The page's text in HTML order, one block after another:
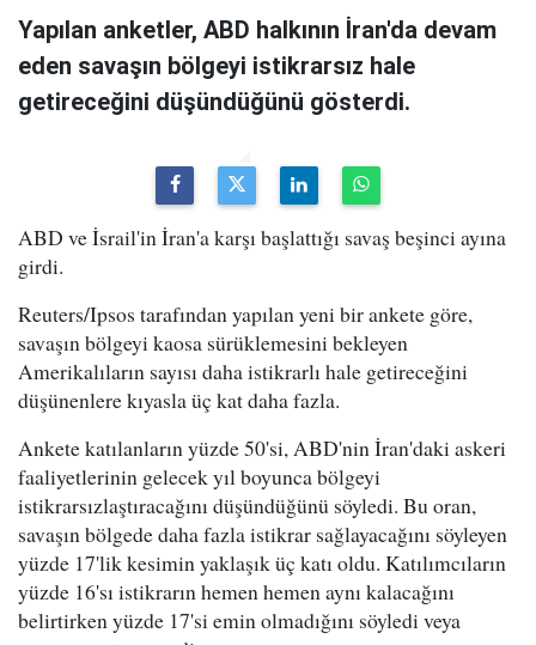
Yapılan anketler, ABD halkının İran'da devam
eden savaşın bölgeyi istikrarsız hale
getireceğini düşündüğünü gösterdi.
ABD ve İsrail'in İran'a karşı başlattığı savaş beşinci ayına
girdi.
Reuters/Ipsos tarafından yapılan yeni bir ankete göre,
savaşın bölgeyi kaosa sürüklemesini bekleyen
Amerikalıların sayısı daha istikrarlı hale getireceğini
düşünenlere kıyasla üç kat daha fazla.
Ankete katılanların yüzde 50'si, ABD'nin İran'daki askeri
faaliyetlerinin gelecek yıl boyunca bölgeyi
istikrarsızlaştıracağını düşündüğünü söyledi. Bu oran,
savaşın bölgede daha fazla istikrar sağlayacağını söyleyen
yüzde 17'lik kesimin yaklaşık üç katı oldu. Katılımcıların
yüzde 16'sı istikrarın hemen hemen aynı kalacağını
belirtirken yüzde 17'si emin olmadığını söyledi veya